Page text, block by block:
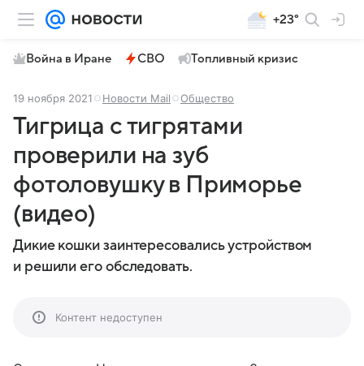
+23°
Война в Иране СВО Топливный кризис
19 ноября 2021 Новости Mail Общество
Тигрица с тигрятами
проверили на зуб
фотоловушку в Приморье
(видео)
Дикие кошки заинтересовались устройством
и решили его обследовать.
Контент недоступен